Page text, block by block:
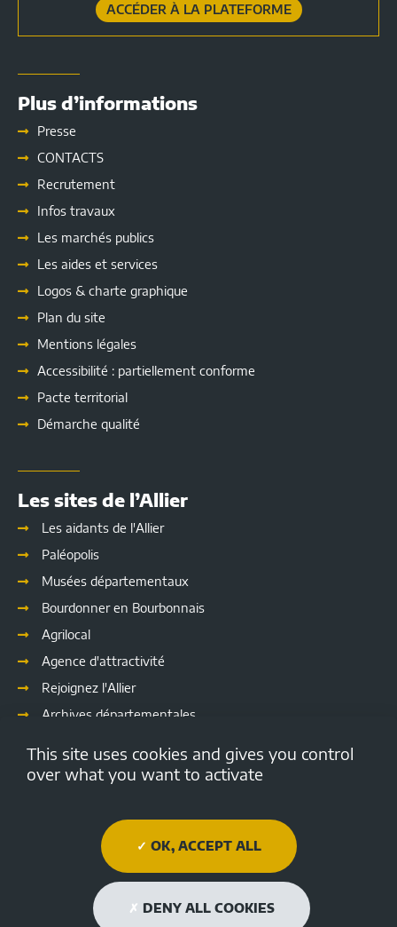
ACCÉDER À LA PLATEFORME
Plus d’informations
Presse
CONTACTS
Recrutement
Infos travaux
Les marchés publics
Les aides et services
Logos & charte graphique
Plan du site
Mentions légales
Accessibilité : partiellement conforme
Pacte territorial
Démarche qualité
Les sites de l’Allier
Les aidants de l'Allier
Paléopolis
Musées départementaux
Bourdonner en Bourbonnais
Agrilocal
Agence d'attractivité
Rejoignez l'Allier
Archives départementales
Culture
Open data de l'Allier
Médiathèque Départementale de l'Allier
Allier tourisme
This site uses cookies and gives you control
over what you want to activate
OK, ACCEPT ALL
DENY ALL COOKIES